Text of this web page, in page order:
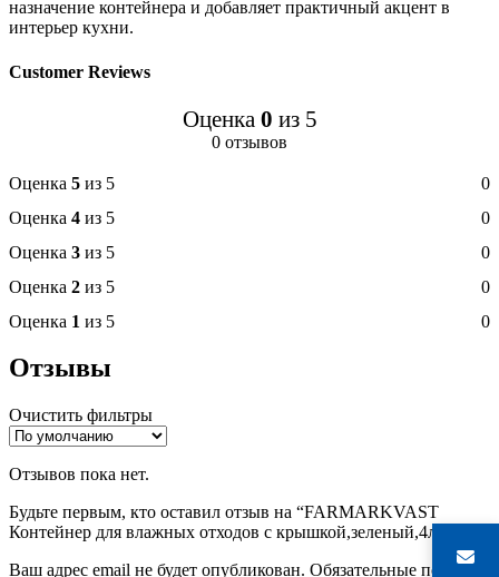
назначение контейнера и добавляет практичный акцент в
интерьер кухни.
Customer Reviews
Оценка 0 из 5
0 отзывов
Оценка 5 из 5
0
Оценка 4 из 5
0
Оценка 3 из 5
0
Оценка 2 из 5
0
Оценка 1 из 5 0
Отзывы
Очистить фильтры
Отзывов пока нет.
Будьте первым, кто оставил отзыв на “FARMARKVAST
Контейнер для влажных отходов с крышкой,зеленый,4л”
Ваш адрес email не будет опубликован. Обязательные поля